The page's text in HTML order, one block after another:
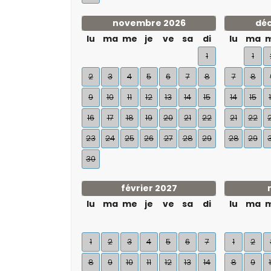
novembre 2026
lu
ma me je ve sa di
1
2
3 4 5 6 7
8
9
10 11 12 13 14
15
16
17 18 19 20 21
22
23
24 25 26 27 28
29
30
lu
ma
1
7
8
14
15
21
22
28
29
février 2027
lu
ma me je ve sa di
1 2 3 4 5 6
7
8
9 10 11 12 13 14
lu
ma
1 2
8
9